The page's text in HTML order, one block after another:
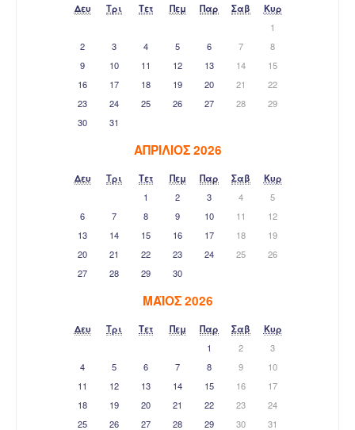
Δευ Τρι Τετ Πεμ Παρ Σαβ
Κυρ
1
2
3 4 5 6 7
8
9
10 11 12 13 14
15
16
17 18 19 20 21
22
23
24 25 26 27 28
29
30
31
ΑΠΡΊΛΙΟΣ 2026
Δευ Τρι Τετ Πεμ Παρ Σαβ
Κυρ
1
2 3 4
5
6
7 8 9 10 11
12
13
14 15 16 17 18
19
20
21 22 23 24 25
26
27
28 29 30
ΜΆΙΟΣ 2026
Δευ Τρι Τετ Πεμ Παρ Σαβ
Κυρ
1
2
3
4
5 6 7 8 9
10
11
12 13 14 15 16
17
18
19 20 21 22 23
24
25
26 27 28 29 30 31